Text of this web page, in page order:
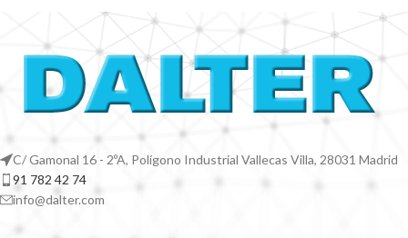
C/ Gamonal 16 - 2ºA, Polígono Industrial Vallecas Villa, 28031 Madrid
91 782 42 74
info@dalter.com